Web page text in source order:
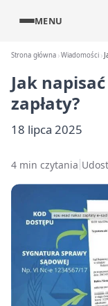
MENU
Strona główna Wiadomości
Jak
zapłaty?
18 lipca 2025
4 min czytania